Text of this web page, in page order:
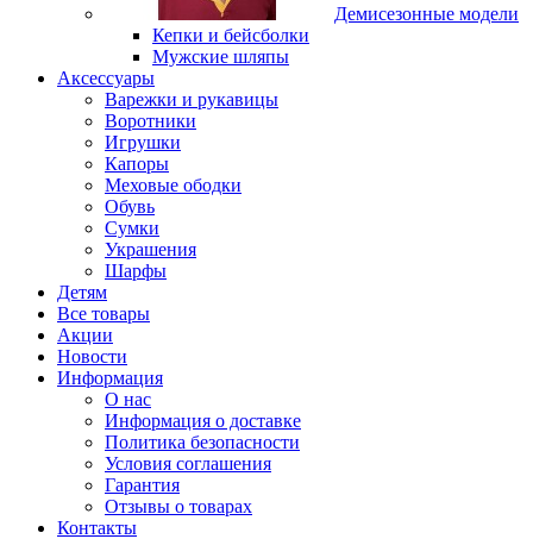
Демисезонные модели
Кепки и бейсболки
Мужские шляпы
Аксессуары
Варежки и рукавицы
Воротники
Игрушки
Капоры
Меховые ободки
Обувь
Сумки
Украшения
Шарфы
Детям
Все товары
Акции
Новости
Информация
О нас
Информация о доставке
Политика безопасности
Условия соглашения
Гарантия
Отзывы о товарах
Контакты